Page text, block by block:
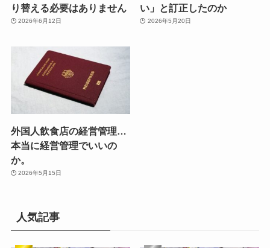
り替える必要はありません
2026年6月12日
い」と訂正したのか
2026年5月20日
外国人飲食店の経営管理…
本当に経営管理でいいの
か。
2026年5月15日
人気記事